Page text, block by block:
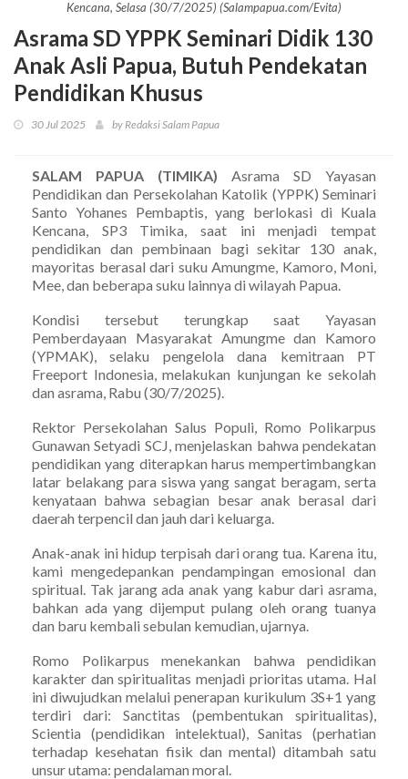
Kencana, Selasa (30/7/2025) (Salampapua.com/Evita)
Asrama SD YPPK Seminari Didik 130
Anak Asli Papua, Butuh Pendekatan
Pendidikan Khusus
30 Jul 2025 by Redaksi Salam Papua
SALAM PAPUA (TIMIKA) Asrama SD Yayasan
Pendidikan dan Persekolahan Katolik (YPPK) Seminari
Santo Yohanes Pembaptis, yang berlokasi di Kuala
Kencana, SP3 Timika, saat ini menjadi tempat
pendidikan dan pembinaan bagi sekitar 130 anak,
mayoritas berasal dari suku Amungme, Kamoro, Moni,
Mee, dan beberapa suku lainnya di wilayah Papua.
Kondisi tersebut terungkap saat Yayasan
Pemberdayaan Masyarakat Amungme dan Kamoro
(YPMAK), selaku pengelola dana kemitraan PT
Freeport Indonesia, melakukan kunjungan ke sekolah
dan asrama, Rabu (30/7/2025).
Rektor Persekolahan Salus Populi, Romo Polikarpus
Gunawan Setyadi SCJ, menjelaskan bahwa pendekatan
pendidikan yang diterapkan harus mempertimbangkan
latar belakang para siswa yang sangat beragam, serta
kenyataan bahwa sebagian besar anak berasal dari
daerah terpencil dan jauh dari keluarga.
Anak-anak ini hidup terpisah dari orang tua. Karena itu,
kami mengedepankan pendampingan emosional dan
spiritual. Tak jarang ada anak yang kabur dari asrama,
bahkan ada yang dijemput pulang oleh orang tuanya
dan baru kembali sebulan kemudian, ujarnya.
Romo Polikarpus menekankan bahwa pendidikan
karakter dan spiritualitas menjadi prioritas utama. Hal
ini diwujudkan melalui penerapan kurikulum 3S+1 yang
terdiri dari: Sanctitas (pembentukan spiritualitas),
Scientia (pendidikan intelektual), Sanitas (perhatian
terhadap kesehatan fisik dan mental) ditambah satu
unsur utama: pendalaman moral.